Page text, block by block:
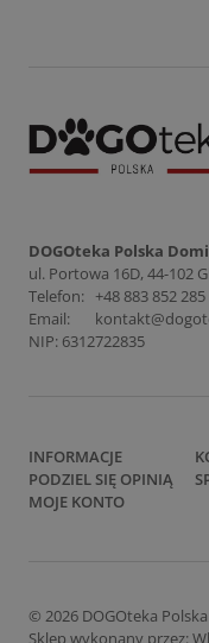
DOGOteka Polska
ul. Portowa 16D, 44-102
Telefon: +48 883 852 285
Email:
NIP: 6312722835
INFORMACJE
PODZIEL SIĘ OPINIĄ
MOJE KONTO
© 2026 DOGOteka Polska
Sklep wykonany przez: